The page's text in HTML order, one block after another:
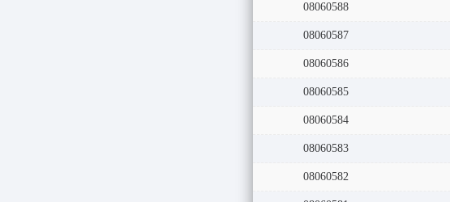
08060589
08060588
08060587
08060586
08060585
08060584
08060583